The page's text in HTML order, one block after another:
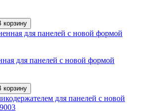
корзину
для панелей с новой формой
корзину